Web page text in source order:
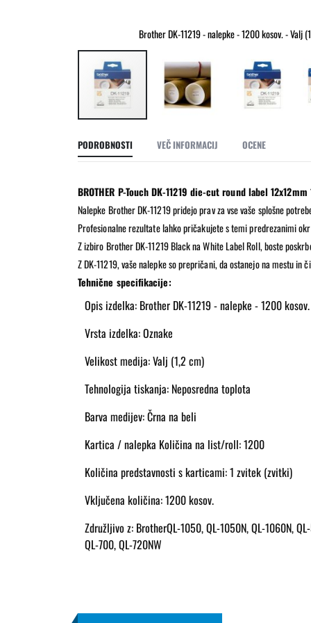
Brother DK-11219 - nalepke - 1200 kosov. - Valj
na
začetek
slik
PODROBNOSTI
BROTHER P-Touch DK-11219 die-cut round label
Nalepke Brother DK-11219 pridejo prav za vse vaše splošne
Profesionalne rezultate lahko pričakujete s temi predrezanimi
Z izbiro Brother DK-11219 Black na White Label Roll, boste
Z DK-11219, vaše nalepke so prepričani, da ostanejo na mestu in
Tehnične specifikacije:
Opis izdelka: Brother DK-11219 - nalepke - 1200
Vrsta izdelka: Oznake
Velikost medija: Valj (1,2 cm)
Tehnologija tiskanja: Neposredna toplota
Barva medijev: Črna na beli
Kartica / nalepka Količina na list/roll: 1200
Količina predstavnosti s karticami: 1 zvitek (zvitki)
Vključena količina: 1200 kosov.
Združljivo z: BrotherQL-1050, QL-1050N, QL-1060N,
QL-700, QL-720NW
VEČ INFORMACIJ OCENE